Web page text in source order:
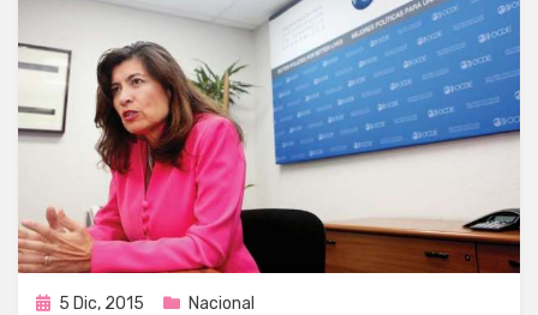
Publicada
5 Dic, 2015 Nacional